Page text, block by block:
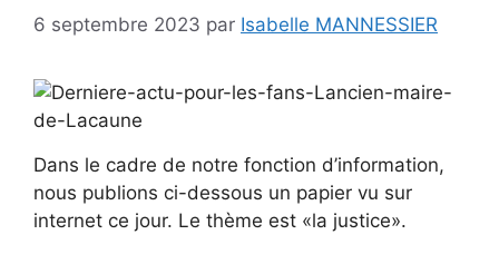
6 septembre 2023 par Isabelle MANNESSIER
Dans le cadre de notre fonction d’information,
nous publions ci-dessous un papier vu sur
internet ce jour. Le thème est «la justice».